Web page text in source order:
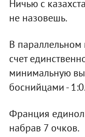
Ничью с
не назовешь.
В
счет
минимальную
боснийцами -
Франция
набрав 7 очков.